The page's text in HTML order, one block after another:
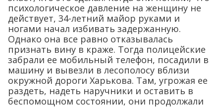
психологическое давление на женщину не
действует, 34-летний майор руками и
ногами начал избивать задержанную.
Однако она все равно отказывалась
признать вину в краже. Тогда полицейские
забрали ее мобильный телефон, посадили в
машину и вывезли в лесополосу вблизи
окружной дороги Харькова. Там, угрожая ее
раздеть, надеть наручники и оставить в
беспомощном состоянии, они продолжали